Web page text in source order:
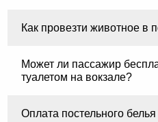
Как провезти животное в
Может ли пассажир
туалетом на вокзале?
Оплата постельного белья